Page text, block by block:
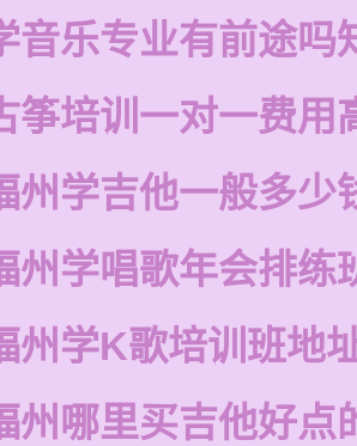
音乐专业有前途吗
筝培训一对一费用
州学吉他一般多少
州学唱歌年会排练
州学K歌培训班地
州哪里买吉他好点